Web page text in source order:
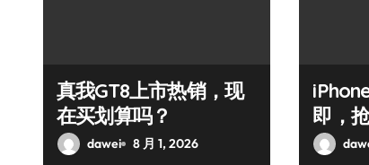
真我GT8上市热销，现
在买划算吗？
dawei 8 月 1, 2026
即，